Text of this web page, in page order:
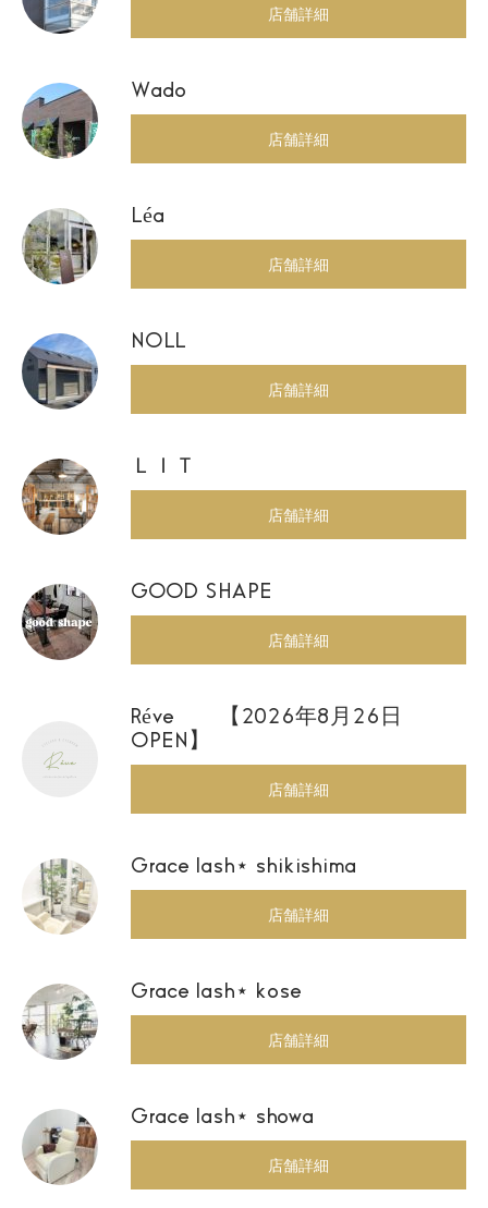
店舗詳細
Wado
店舗詳細
Léa
店舗詳細
NOLL
店舗詳細
ＬＩＴ
店舗詳細
GOOD SHAPE
店舗詳細
Réve 【2026年8月26日
OPEN】
店舗詳細
Grace lash⋆ shikishima
店舗詳細
Grace lash⋆ kose
店舗詳細
Grace lash⋆ showa
店舗詳細